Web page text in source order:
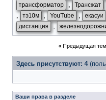
трансформатор , Трансжат
, тэ10м , YouTube , екасуи
дистанция ,
« Предыдущая
Здесь присутствуют: 4
Ваши права в разделе